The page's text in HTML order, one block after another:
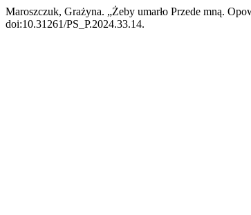
Maroszczuk, Grażyna. „Żeby umarło Przede mną.
doi:10.31261/PS_P.2024.33.14.